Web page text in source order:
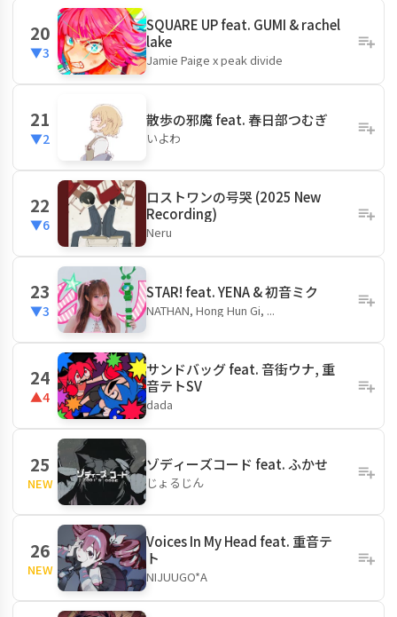
20
▼3
SQUARE UP feat. GUMI & rachel
lake
Jamie Paige x peak divide
21
▼2
散歩の邪魔 feat. 春日部つむぎ
いよわ
22
▼6
ロストワンの号哭 (2025 New
Recording)
Neru
23
▼3
STAR! feat. YENA & 初音ミク
NATHAN, Hong Hun Gi, ...
24
▲4
サンドバッグ feat. 音街ウナ, 重
音テトSV
dada
25
NEW
ゾディーズコード feat. ふかせ
じょるじん
26
NEW
Voices In My Head feat. 重音テ
ト
NIJUUGO*A